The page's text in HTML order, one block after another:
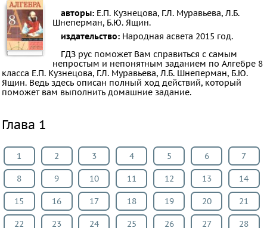
10
11
ПРЕДМЕТЫ
предметы
Математика
язык
Русский
язык
Алгебра
Геометрия
Физика
авторы: Е.П. Кузнецова, Г.Л. Муравьева, Л.Б.
Шнеперман, Б.Ю. Ящин.
издательство: Народная асвета 2015 год.
ГДЗ рус поможет Вам справиться с самым
непростым и непонятным заданием по Алгебре 8
класса Е.П. Кузнецова, Г.Л. Муравьева, Л.Б. Шнеперман, Б.Ю.
Ящин. Ведь здесь описан полный ход действий, который
поможет вам выполнить домашние задание.
Глава 1
1 2 3 4 5 6 7
8 9 10 11 12 13 14
15 16 17 18 19 20 21
22 23 24 25 26 27 28